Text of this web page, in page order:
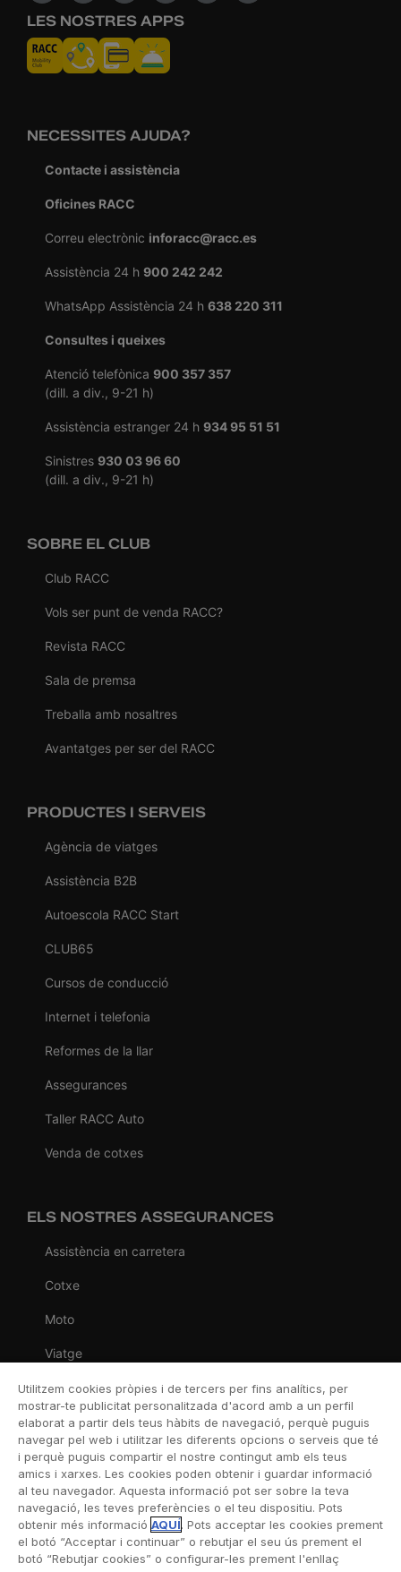
LES NOSTRES APPS
NECESSITES AJUDA?
Contacte i assistència
Oficines RACC
Correu electrònic inforacc@racc.es
Assistència 24 h 900 242 242
WhatsApp Assistència 24 h 638 220 311
Consultes i queixes
Atenció telefònica 900 357 357
(dill. a div., 9-21 h)
Assistència estranger 24 h 934 95 51 51
Sinistres 930 03 96 60
(dill. a div., 9-21 h)
SOBRE EL CLUB
Club RACC
Vols ser punt de venda RACC?
Revista RACC
Sala de premsa
Treballa amb nosaltres
Avantatges per ser del RACC
PRODUCTES I SERVEIS
Agència de viatges
Assistència B2B
Autoescola RACC Start
CLUB65
Cursos de conducció
Internet i telefonia
Reformes de la llar
Assegurances
Taller RACC Auto
Venda de cotxes
ELS NOSTRES ASSEGURANCES
Assistència en carretera
Cotxe
Moto
Viatge
Llar
Vida
Decessos
Dental
Esportiva
Esquí
Utilitzem cookies pròpies i de tercers per fins analítics, per
mostrar-te publicitat personalitzada d'acord amb a un perfil
elaborat a partir dels teus hàbits de navegació, perquè puguis
navegar pel web i utilitzar les diferents opcions o serveis que té
i perquè puguis compartir el nostre contingut amb els teus
amics i xarxes. Les cookies poden obtenir i guardar informació
al teu navegador. Aquesta informació pot ser sobre la teva
navegació, les teves preferències o el teu dispositiu. Pots
obtenir més informació AQUÍ. Pots acceptar les cookies prement
el botó “Acceptar i continuar” o rebutjar el seu ús prement el
botó “Rebutjar cookies” o configurar-les prement l'enllaç